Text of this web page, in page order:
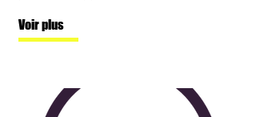
Voir plus